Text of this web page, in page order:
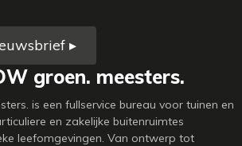
▸
groen. meesters.
is een fullservice bureau voor tuinen en
en zakelijke buitenruimtes
leefomgevingen. Van ontwerp tot